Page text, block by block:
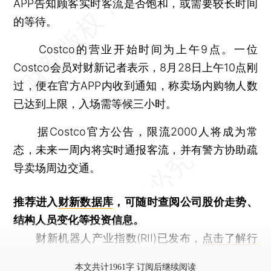
APP告知顾客实时客流是否饱和，或需要较长时间
的等待。
Costco的营业开始时间为上午9点。一位
Costco会员对财新记者表示，8月28日上午10点刚
过，便在官方APP内收到通知，称卖场内购物人数
已达到上限，入场需等候三小时。
据Costco官方公告，限流2000人将成为常
态，未来一周内将实时通报客流，并有警方协助疏
导卖场周边交通。
推荐进入财新数据库 ，可随时查阅公司股价走势、
结构人员变化等投资信息。
财新机器人产业指数(RII)已发布， 点击了解行
本文共计1961字 订阅后继续阅读